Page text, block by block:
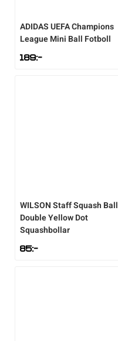
ADIDASUEFA Champions
League Mini Ball Fotboll
189:-
WILSONStaff Squash Ball
Double Yellow Dot
Squashbollar
85:-